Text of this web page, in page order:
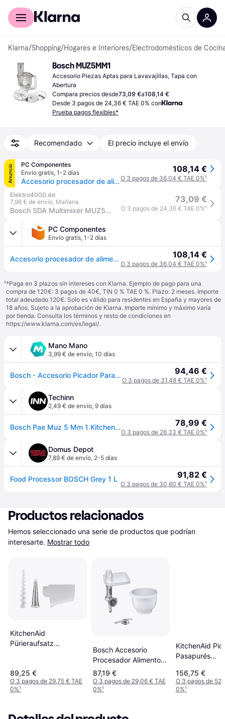
Comprar con Klarna
Klarna/Shopping/Hogares e Interiores/Electrodomésticos de
Bosch MUZ5MM1
Accesorio Piezas Aptas para Lavavajillas, Tapa con
Abertura
Compara precios desde73,09 €a108,14 €
Desde 3 pagos de 24,36 € TAE 0% con
Prueba pagos flexibles*
Recomendado El precio incluye el envío
Anuncio
PC Componentes
Envío gratis, 1-2 días
Accesorio procesador de alimentos Bosch MUZ5MM1 Inox para robots MUM5
108,14 €
O 3 pagos de 36,04 € TAE 0%¹
Elektro4000.de
7,98 € de envío, Mañana
Bosch SDA Multimixer MUZ5MM1
73,09 €
O 3 pagos de 24,36 € TAE 0%¹
PC Componentes
Envío gratis, 1-2 días
Accesorio procesador de alimentos Bosch MUZ5MM1 Inox para robots MUM5 108,14 €
O 3 pagos de 36,04 € TAE 0%¹
¹*Paga en 3 plazos sin intereses con Klarna. Ejemplo de pago para una
compra de 120€: 3 pagos de 40€, TIN 0 % TAE 0 %. Plazo: 2 meses. Importe
total adeudado 120€. Solo es válido para residentes en España y mayores de
18 años. Sujeto a la aprobación de Klarna. Importe mínimo y máximo varía
por tienda. Consulta los términos y resto de condiciones en
https://www.klarna.com/es/legal/.
Mano Mano
3,99 € de envío, 10 días
Bosch - Accesorio Picador Para Robot De Cocina Muz5mm1 De 94,46 €
O 3 pagos de 31,48 € TAE 0%¹
Techinn
2,49 € de envío, 9 días
Bosch Pae Muz 5 Mm 1 Kitchen Robot Blanco One Size / EU Plug 220V 78,99 €
O 3 pagos de 26,33 € TAE 0%¹
Domus Depot
7,89 € de envío, 2-5 días
Food Processor BOSCH Grey 1 L 91,82 €
O 3 pagos de 30,60 € TAE 0%¹
Productos relacionados
Hemos seleccionado una serie de productos que podrían
interesarte. Mostrar todo
KitchenAid
Pürieraufsatz
89,25 €
O 3 pagos de 29,75 € TAE
0%¹
Bosch Accesorio
Procesador Alimentos
MUZ5BS1 Blanco
87,19 €
O 3 pagos de 29,06 € TAE
0%¹
KitchenAid
Pasapurés
156,75 €
O 3 pagos de
0%¹